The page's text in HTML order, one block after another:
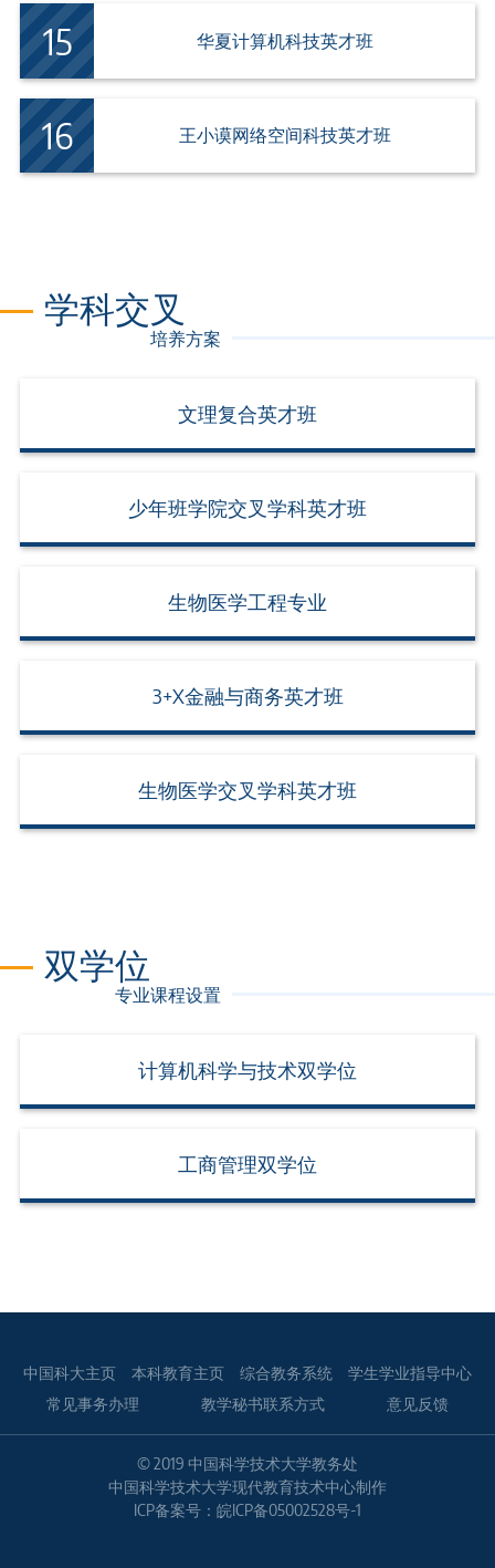
华夏计算机科技英才班
王小谟网络空间科技英才班
学科交叉
培养方案
文理复合英才班
少年班学院交叉学科英才班
生物医学工程专业
3+X金融与商务英才班
生物医学交叉学科英才班
双学位
专业课程设置
计算机科学与技术双学位
工商管理双学位
中国科大主页 本科教育主页 综合教务系统
学生学业指导中心
常见事务办理
教学秘书联系方式 意见反馈
© 2019 中国科学技术大学教务处
中国科学技术大学现代教育技术中心制作
ICP备案号：皖ICP备05002528号-1